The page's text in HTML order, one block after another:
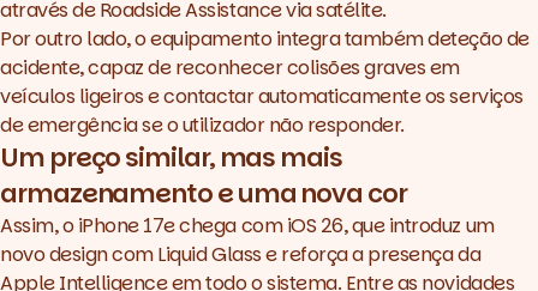
através de Roadside Assistance via satélite.
Por outro lado, o equipamento integra também deteção de
acidente, capaz de reconhecer colisões graves em
veículos ligeiros e contactar automaticamente os serviços
de emergência se o utilizador não responder.
Um preço similar, mas mais
armazenamento e uma nova cor
Assim, o iPhone 17e chega com iOS 26, que introduz um
novodesigncomLiquid Glasse reforça a presença da
Apple Intelligenceem todo o sistema. Entre as novidades